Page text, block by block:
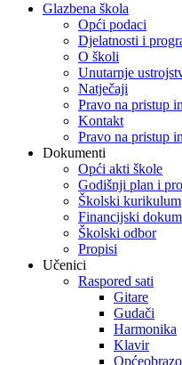
Glazbena škola
Opći podaci
Djelatnosti i
O školi
Unutarnje
Natječaji
Pravo na pristup
Kontakt
Pravo na pristup
Dokumenti
Opći akti škole
Godišnji plan i
Školski kurikulum
Financijski
Školski odbor
Propisi
Učenici
Raspored sati
Gitare
Gudači
Harmonika
Klavir